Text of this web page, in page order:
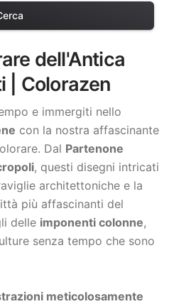
dell'Antica
| Colorazen
e immergiti nello
con la nostra affascinante
Dal Partenone
, questi disegni intricati
architettoniche e la
più affascinanti del
delle imponenti colonne,
senza tempo che sono
meticolosamente